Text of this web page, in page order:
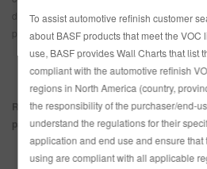
de autos también están buscando un color
positivismo”.
Región Asia Pacífico: El incremento de
participación de los colores acromáticos
To assist automotive refinish customer
about BASF products that meet the
use, BASF provides Wall Charts that list
compliant with the automotive refinish
regions in North America (country,
the responsibility of the purchaser/end-
understand the regulations for their
application and end use and ensure that
using are compliant with all applicable